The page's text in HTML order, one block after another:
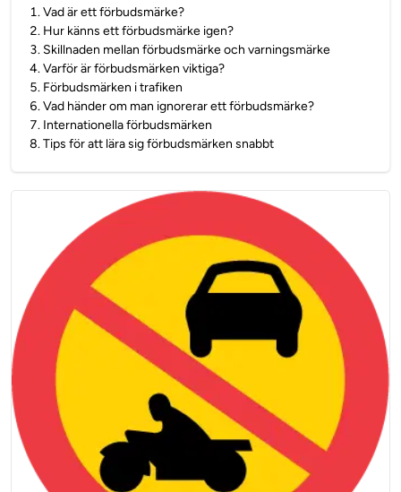
1.Vad är ett förbudsmärke?
2. Hur känns ett förbudsmärke igen?
3. Skillnaden mellan förbudsmärke och varningsmärke
4.Varför är förbudsmärken viktiga?
5. Förbudsmärken i trafiken
6.Vad händer om man ignorerar ett förbudsmärke?
7. Internationella förbudsmärken
8.Tips för att lära sig förbudsmärken snabbt